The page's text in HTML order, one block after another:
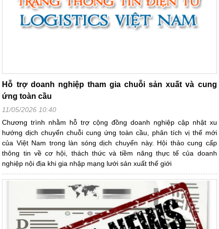
Hỗ trợ doanh nghiệp tham gia chuỗi sản xuất và cung
ứng toàn cầu
11/05/2026 10:40
Chương trình nhằm hỗ trợ cộng đồng doanh nghiệp cập nhật xu
hướng dịch chuyển chuỗi cung ứng toàn cầu, phân tích vị thế mới
của Việt Nam trong làn sóng dịch chuyển này. Hội thảo cung cấp
thông tin về cơ hội, thách thức và tiềm năng thực tế của doanh
nghiệp nội địa khi gia nhập mạng lưới sản xuất thế giới